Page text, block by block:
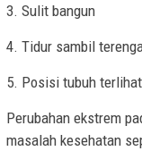
3. Sulit bangun
4. Tidur sambil
5. Posisi tubuh
Perubahan ekstrem
masalah kesehatan